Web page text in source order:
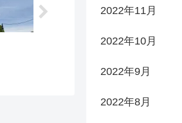
2022年11月
2022年10月
2022年9月
2022年8月